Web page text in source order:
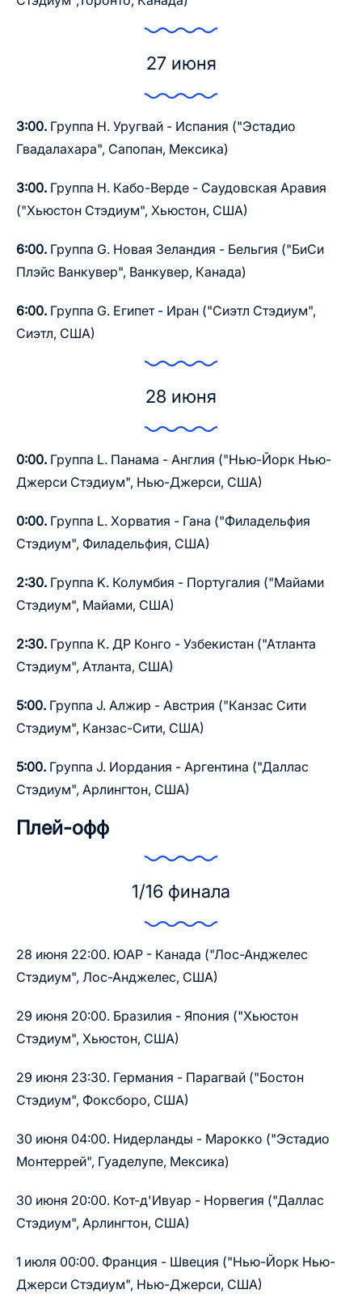
27 июня
3:00. Группа H. Уругвай - Испания ("Эстадио
Гвадалахара", Сапопан, Мексика)
3:00. Группа H. Кабо-Верде - Саудовская Аравия
("Хьюстон Стэдиум", Хьюстон, США)
6:00. Группа G. Новая Зеландия - Бельгия ("БиСи
Плэйс Ванкувер", Ванкувер, Канада)
6:00. Группа G. Египет - Иран ("Сиэтл Стэдиум",
Сиэтл, США)
28 июня
0:00. Группа L. Панама - Англия ("Нью-Йорк Нью-
Джерси Стэдиум", Нью-Джерси, США)
0:00. Группа L. Хорватия - Гана ("Филадельфия
Стэдиум", Филадельфия, США)
2:30. Группа K. Колумбия - Португалия ("Майами
Стэдиум", Майами, США)
2:30. Группа К. ДР Конго - Узбекистан ("Атланта
Стэдиум", Атланта, США)
5:00. Группа J. Алжир - Австрия ("Канзас Сити
Стэдиум", Канзас-Сити, США)
5:00. Группа J. Иордания - Аргентина ("Даллас
Стэдиум", Арлингтон, США)
Плей-офф
1/16 финала
28 июня 22:00. ЮАР - Канада ("Лос-Анджелес
Стэдиум", Лос-Анджелес, США)
29 июня 20:00. Бразилия - Япония ("Хьюстон
Стэдиум", Хьюстон, США)
29 июня 23:30. Германия - Парагвай ("Бостон
Стэдиум", Фоксборо, США)
30 июня 04:00. Нидерланды - Марокко ("Эстадио
Монтеррей", Гуаделупе, Мексика)
30 июня 20:00. Кот-д'Ивуар - Норвегия ("Даллас
Стэдиум", Арлингтон, США)
1 июля 00:00. Франция - Швеция ("Нью-Йорк Нью-
Джерси Стэдиум", Нью-Джерси, США)